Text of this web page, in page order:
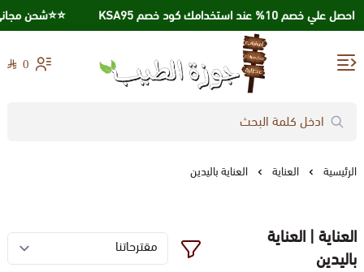
احصل علي خصم 10% عند استخدامك كود خصم KSA95 ⭐️⭐️شحن مجاني عند
جوزة الطيب 0
الرئيسية العناية العناية باليدين
العناية | العناية
باليدين